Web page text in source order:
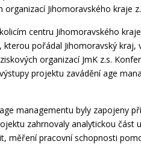
organizací Jihomoravského kraje
centru Jihomoravského
, kterou pořádal Jihomoravský kraj,
organizací JmK z.s.
projektu zavádění age
managementu byly zapojeny
zahrnovaly analytickou
měření pracovní schopnosti